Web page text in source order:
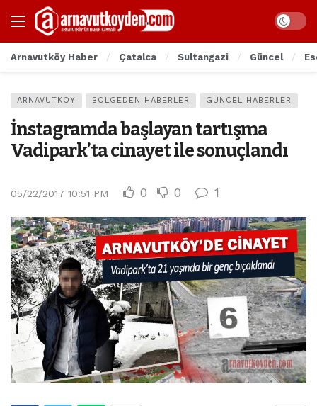
Arnavutköy Haber Çatalca Sultangazi Güncel
ARNAVUTKÖY BÖLGEDEN HABERLER GÜNCEL HABERLER
İnstagramda başlayan tartışma
Vadipark’ta cinayet ile sonuçlandı
05/22/2017 10:51 PM 0 0 1